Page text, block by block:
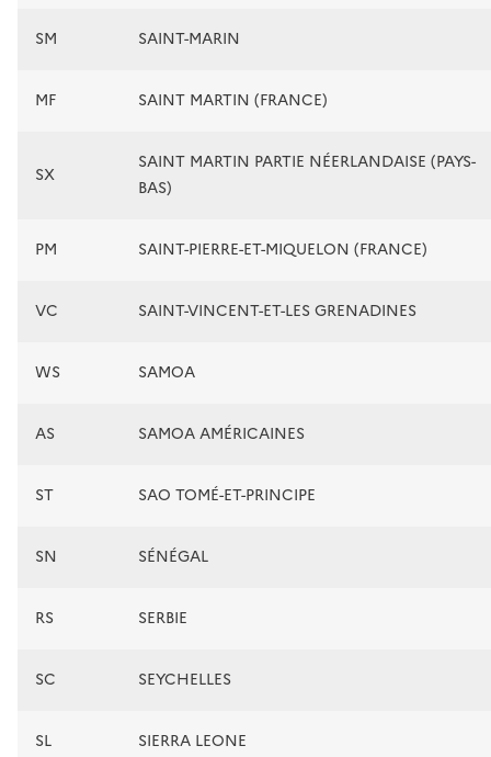
SM SAINT-MARIN
MF SAINT MARTIN (FRANCE)
SX
SAINT MARTIN PARTIE NÉERLANDAISE (PAYS-
BAS)
PM SAINT-PIERRE-ET-MIQUELON (FRANCE)
VC SAINT-VINCENT-ET-LES GRENADINES
WS SAMOA
AS SAMOA AMÉRICAINES
ST SAO TOMÉ-ET-PRINCIPE
SN SÉNÉGAL
RS SERBIE
SC SEYCHELLES
SL SIERRA LEONE